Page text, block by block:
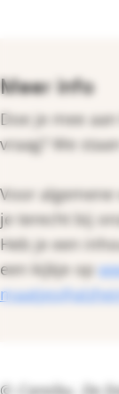
Meer info
Doe je mee
vraag? We
Voor
je terecht bij
Heb je een
een kijkje op